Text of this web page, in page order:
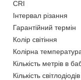
CRI
Інтервал різання
Гарантійний термін
Колір світіння
Колірна
Кількість метрів в
Кількість світлодіодів